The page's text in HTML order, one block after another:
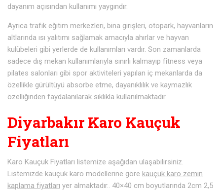
dayanım açısından kullanımı yaygındır.
Ayrıca trafik eğitim merkezleri, bina girişleri, otopark, hayvanların
altlarında ısı yalıtımı sağlamak amacıyla ahırlar ve hayvan
kulübeleri gibi yerlerde de kullanımları vardır. Son zamanlarda
sadece dış mekan kullanımlarıyla sınırlı kalmayıp fitness veya
pilates salonları gibi spor aktiviteleri yapılan iç mekanlarda da
özellikle gürültüyü absorbe etme, dayanıklılık ve kaymazlık
özelliğinden faydalanılarak sıklıkla kullanılmaktadır.
Diyarbakır Karo Kauçuk
Fiyatları
Karo Kauçuk Fiyatları listemize aşağıdan ulaşabilirsiniz.
Listemizde kauçuk karo modellerine göre kauçuk karo zemin
kaplama fiyatları yer almaktadır.. 40×40 cm boyutlarında 2cm 2,5